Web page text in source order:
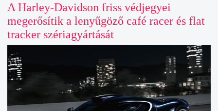
A Harley-Davidson friss védjegyei
megerősítik a lenyűgöző café racer és flat
tracker szériagyártását